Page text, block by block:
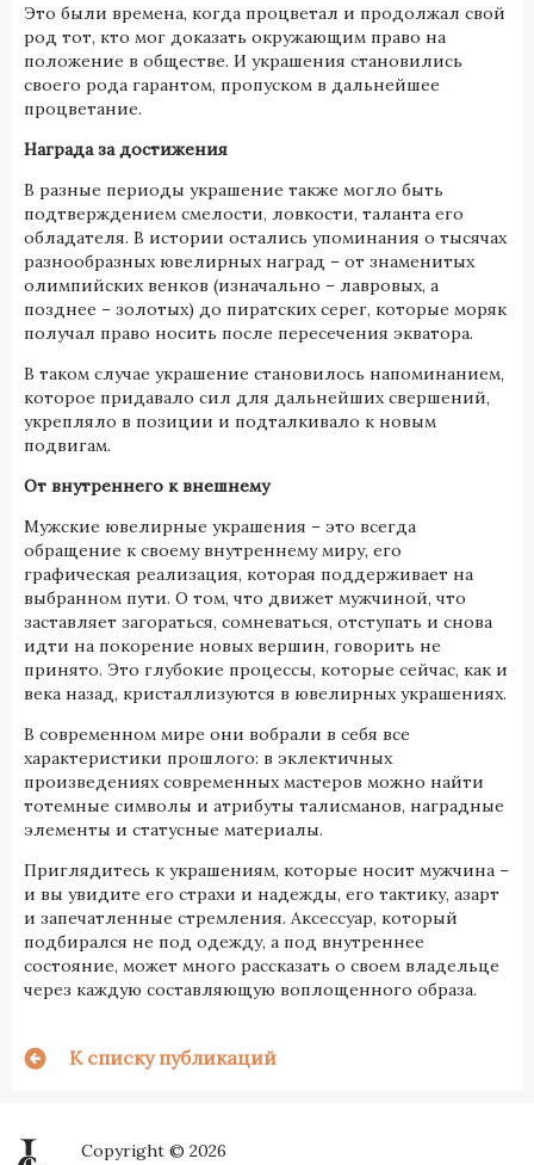
Это были времена, когда процветал и продолжал свой
род тот, кто мог доказать окружающим право на
положение в обществе. И украшения становились
своего рода гарантом, пропуском в дальнейшее
процветание.
Награда за достижения
В разные периоды украшение также могло быть
подтверждением смелости, ловкости, таланта его
обладателя. В истории остались упоминания о тысячах
разнообразных ювелирных наград – от знаменитых
олимпийских венков (изначально – лавровых, а
позднее – золотых) до пиратских серег, которые моряк
получал право носить после пересечения экватора.
В таком случае украшение становилось напоминанием,
которое придавало сил для дальнейших свершений,
укрепляло в позиции и подталкивало к новым
подвигам.
От внутреннего к внешнему
Мужские ювелирные украшения – это всегда
обращение к своему внутреннему миру, его
графическая реализация, которая поддерживает на
выбранном пути. О том, что движет мужчиной, что
заставляет загораться, сомневаться, отступать и снова
идти на покорение новых вершин, говорить не
принято. Это глубокие процессы, которые сейчас, как и
века назад, кристаллизуются в ювелирных украшениях.
В современном мире они вобрали в себя все
характеристики прошлого: в эклектичных
произведениях современных мастеров можно найти
тотемные символы и атрибуты талисманов, наградные
элементы и статусные материалы.
Приглядитесь к украшениям, которые носит мужчина –
и вы увидите его страхи и надежды, его тактику, азарт
и запечатленные стремления. Аксессуар, который
подбирался не под одежду, а под внутреннее
состояние, может много рассказать о своем владельце
через каждую составляющую воплощенного образа.
К списку публикаций
Copyright © 2026